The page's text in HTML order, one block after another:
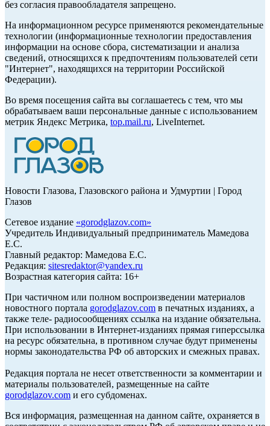
без согласия правообладателя запрещено.
На информационном ресурсе применяются рекомендательные
технологии (информационные технологии предоставления
информации на основе сбора, систематизации и анализа
сведений, относящихся к предпочтениям пользователей сети
"Интернет", находящихся на территории Российской
Федерации).
Во время посещения сайта вы соглашаетесь с тем, что мы
обрабатываем ваши персональные данные с использованием
метрик Яндекс Метрика, top.mail.ru, LiveInternet.
Новости Глазова, Глазовского района и Удмуртии | Город
Глазов
Сетевое издание «gorodglazov.com»
Учредитель Индивидуальный предприниматель Мамедова
Е.С.
Главный редактор: Мамедова Е.С.
Редакция: sitesredaktor@yandex.ru
Возрастная категория сайта: 16+
При частичном или полном воспроизведении материалов
новостного портала gorodglazov.com в печатных изданиях, а
также теле- радиосообщениях ссылка на издание обязательна.
При использовании в Интернет-изданиях прямая гиперссылка
на ресурс обязательна, в противном случае будут применены
нормы законодательства РФ об авторских и смежных правах.
Редакция портала не несет ответственности за комментарии и
материалы пользователей, размещенные на сайте
gorodglazov.com и его субдоменах.
Вся информация, размещенная на данном сайте, охраняется в